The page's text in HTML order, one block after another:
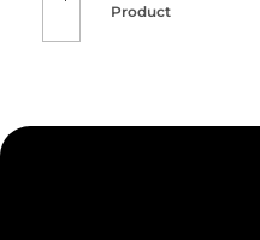
Product